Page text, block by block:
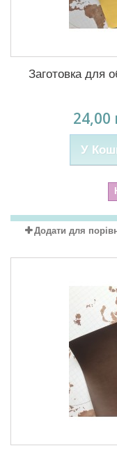
Заготовка для
24,00
У
Додати для